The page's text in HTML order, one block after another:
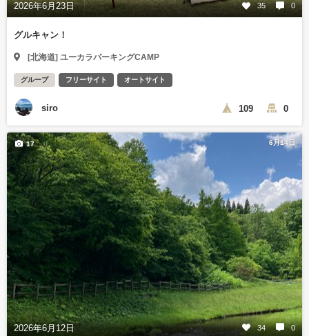
2026年6月23日 35 0
グルキャン！
[北海道] ユーカラパーキングCAMP
グループ フリーサイト オートサイト
siro 109 0
6月14日
2026年6月12日 34 0
17